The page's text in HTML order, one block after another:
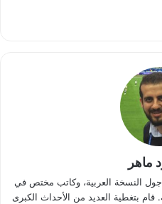
ماهر
النسخة العربية، وكاتب مختص في
قام بتغطية العديد من الأحداث الكبرى